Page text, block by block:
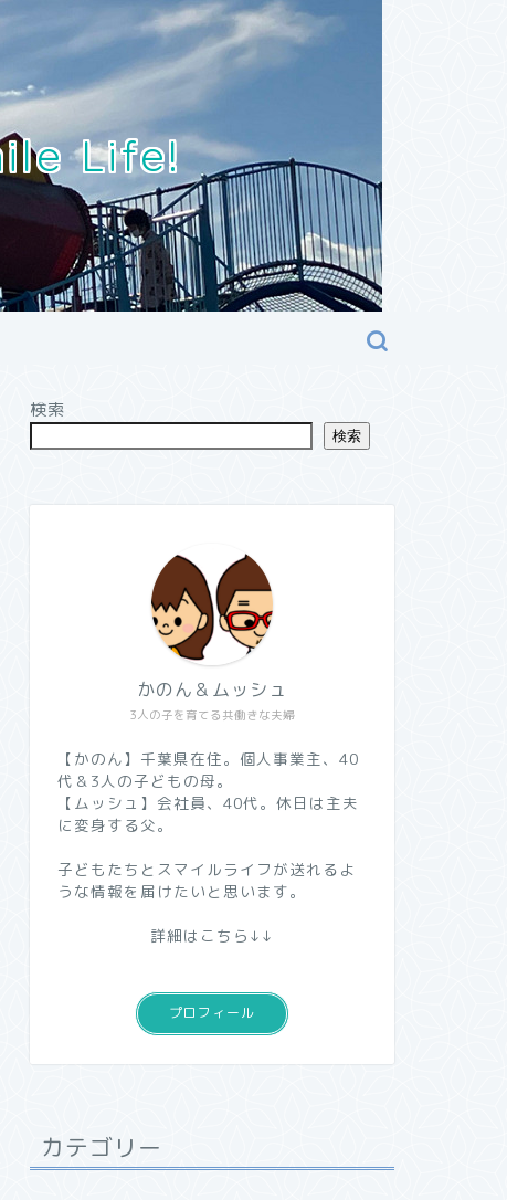
Life!
検索
検索
3人の子を育てる共働きな夫婦
かのん＆ムッシュ
【かのん】千葉県在住。個人事業主、40
代＆3人の子どもの母。
【ムッシュ】会社員、40代。休日は主夫
に変身する父。
子どもたちとスマイルライフが送れるよ
うな情報を届けたいと思います。
詳細はこちら↓↓
プロフィール
カテゴリー